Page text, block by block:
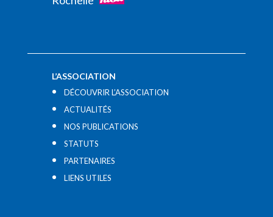
L’ASSOCIATION
DÉCOUVRIR L’ASSOCIATION
ACTUALITÉS
NOS PUBLICATIONS
STATUTS
PARTENAIRES
LIENS UTILES​